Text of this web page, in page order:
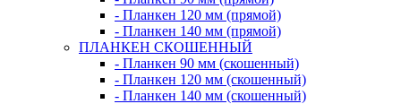
- Планкен 120 мм (прямой)
- Планкен 140 мм (прямой)
ПЛАНКЕН СКОШЕННЫЙ
- Планкен 90 мм (скошенный)
- Планкен 120 мм (скошенный)
- Планкен 140 мм (скошенный)